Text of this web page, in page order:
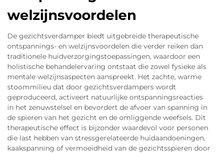
welzijnsvoordelen
De gezichtsverdamper biedt uitgebreide therapeutische
ontspannings- en welzijnsvoordelen die verder reiken dan
traditionele huidverzorgingstoepassingen, waardoor een
holistische behandelervaring ontstaat die zowel fysieke als
mentale welzijnsaspecten aanspreekt. Het zachte, warme
stoommilieu dat door gezichtsverdampers wordt
geproduceerd, activeert natuurlijke ontspanningsreacties
in het zenuwstelsel en bevordert de afvoer van spanning in
de spieren van het gezicht en de omliggende weefsels. Dit
therapeutische effect is bijzonder waardevol voor personen
die last hebben van stressgerelateerde huidaandoeningen,
kaakspanning of vermoeidheid van de gezichtsspieren door